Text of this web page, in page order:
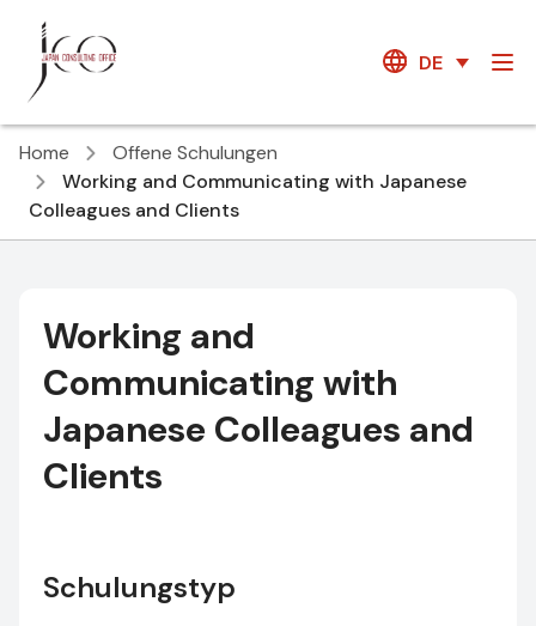
DE
Home
Offene Schulungen
Working and Communicating with Japanese
Colleagues and Clients
Working and
Communicating with
Japanese Colleagues and
Clients
Schulungstyp